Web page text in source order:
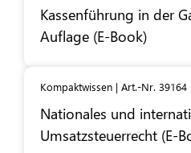
Kassenführung in der
Auflage (E-Book)
Kompaktwissen | Art.-Nr. 39164
Nationales und
Umsatzsteuerrecht (E-